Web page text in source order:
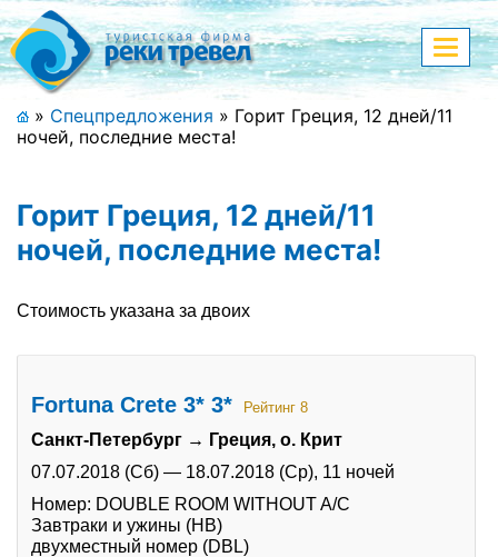
Меню
+7 (911) 182-44-68
Адрес офиса, контакты
Полная версия сайта
Главная
Праздничные туры
Страны и направления
Поиск тура
Туры по России
меню
» Спецпредложения » Горит Греция, 12 дней/11
ночей, последние места!
Горит Греция, 12 дней/11
ночей, последние места!
Стоимость указана за двоих
Fortuna Crete 3* 3* Рейтинг 8
Санкт-Петербург → Греция, о. Крит
07.07.2018 (Сб) — 18.07.2018 (Ср), 11 ночей
Номер: DOUBLE ROOM WITHOUT A/C
Завтраки и ужины (HB)
двухместный номер (DBL)